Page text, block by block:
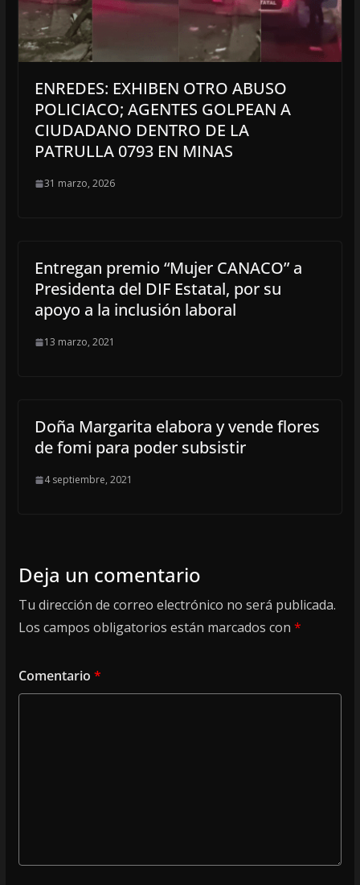
ENREDES: EXHIBEN OTRO ABUSO
POLICIACO; AGENTES GOLPEAN A
CIUDADANO DENTRO DE LA
PATRULLA 0793 EN MINAS
31 marzo, 2026
Entregan premio “Mujer CANACO” a
Presidenta del DIF Estatal, por su
apoyo a la inclusión laboral
13 marzo, 2021
Doña Margarita elabora y vende flores
de fomi para poder subsistir
4 septiembre, 2021
Deja un comentario
Tu dirección de correo electrónico no será publicada.
Los campos obligatorios están marcados con *
Comentario *